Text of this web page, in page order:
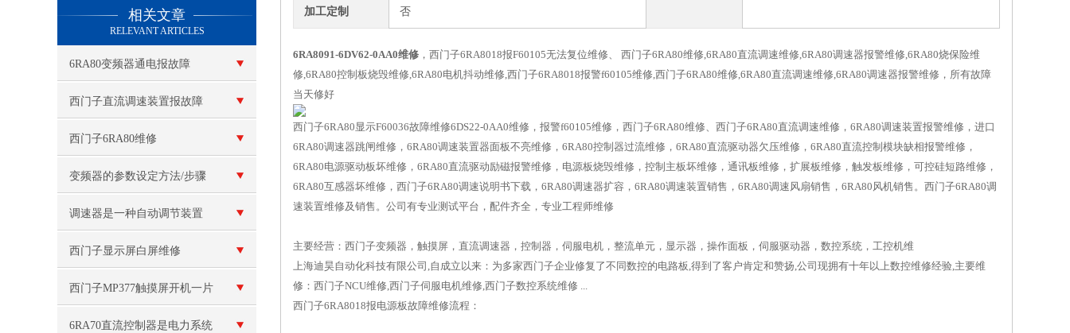
相关文章
RELEVANT ARTICLES
6RA80变频器通电报故障
F60100
西门子直流调速装置报故障
西门子6RA80维修
变频器的参数设定方法/步骤
调速器是一种自动调节装置
西门子显示屏白屏维修
西门子MP377触摸屏开机一片
白维修
6RA70直流控制器是电力系统
加工定制 否
6RA8091-6DV62-0AA0维修 ，西门子6RA8018报F60105无法复位维修、 西门子6RA80维修,6RA80直流调速维修,6RA80调速器报警维修,6RA80烧保险维
修,6RA80控制板烧毁维修,6RA80电机抖动维修,西门子6RA8018报警f60105维修,西门子6RA80维修,6RA80直流调速维修,6RA80调速器报警维修，所有故障
当天修好
西门子6RA80显示F60036故障维修6DS22-0AA0维修，报警f60105维修，西门子6RA80维修、西门子6RA80直流调速维修，6RA80调速装置报警维修，进口
6RA80调速器跳闸维修，6RA80调速装置器面板不亮维修，6RA80控制器过流维修，6RA80直流驱动器欠压维修，6RA80直流控制模块缺相报警维修，
6RA80电源驱动板坏维修，6RA80直流驱动励磁报警维修，电源板烧毁维修，控制主板坏维修，通讯板维修，扩展板维修，触发板维修，可控硅短路维修，
6RA80互感器坏维修，西门子6RA80调速说明书下载，6RA80调速器扩容，6RA80调速装置销售，6RA80调速风扇销售，6RA80风机销售。西门子6RA80调
速装置维修及销售。公司有专业测试平台，配件齐全，专业工程师维修
主要经营：西门子变频器，触摸屏，直流调速器，控制器，伺服电机，整流单元，显示器，操作面板，伺服驱动器，数控系统，工控机维
上海迪昊自动化科技有限公司,自成立以来：为多家西门子企业修复了不同数控的电路板,得到了客户肯定和赞扬,公司现拥有十年以上数控维修经验,主要维
修：西门子NCU维修,西门子伺服电机维修,西门子数控系统维修 ...
西门子6RA8018报电源板故障维修流程：